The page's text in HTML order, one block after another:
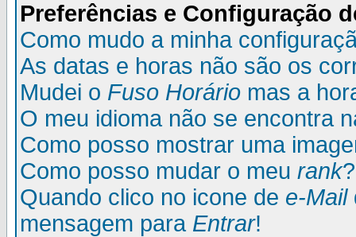
Preferências e Configuração
Como mudo a minha
As datas e horas não são os
Mudei o Fuso Horário mas a
O meu idioma não se encontra
Como posso mostrar uma
Como posso mudar o meu rank?
Quando clico no icone de e-Mail
mensagem para Entrar!